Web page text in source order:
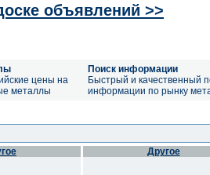
объявлений >>
цены на
металлы
Поиск информации
Быстрый и качественный
информации по рынку
Другое